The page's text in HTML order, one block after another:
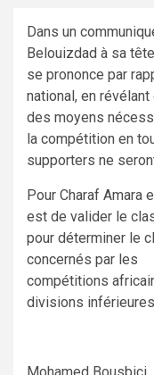
Dans un
Belouizdad à sa
se prononce par
national, en
des moyens
la compétition en
supporters ne
Pour Charaf Amara
est de valider le
pour déterminer le
concernés par les
compétitions
divisions